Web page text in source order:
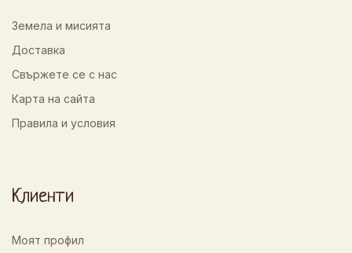
Земела и мисията
Доставка
Свържете се с нас
Карта на сайта
Правила и условия
Клиенти
Моят профил